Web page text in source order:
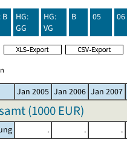
B
HG:
GG
HG:
VG
B 05 06
Jan 2005 Jan 2006 Jan 2007
(1000 EUR)
. . .